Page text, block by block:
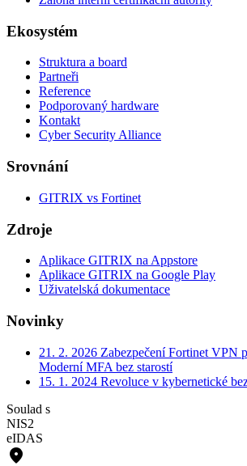
Ekosystém
Struktura a board
Partneři
Reference
Podporovaný hardware
Kontakt
Cyber Security Alliance
Srovnání
GITRIX vs Fortinet
Zdroje
Aplikace GITRIX na Appstore
Aplikace GITRIX na Google Play
Uživatelská dokumentace
Novinky
21. 2. 2026 Zabezpečení Fortinet VPN
Moderní MFA bez starostí
15. 1. 2024 Revoluce v kybernetické
Soulad s
NIS2
eIDAS
place